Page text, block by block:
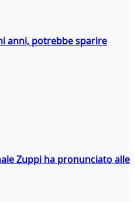
anni, potrebbe sparire
Zuppi ha pronunciato alle